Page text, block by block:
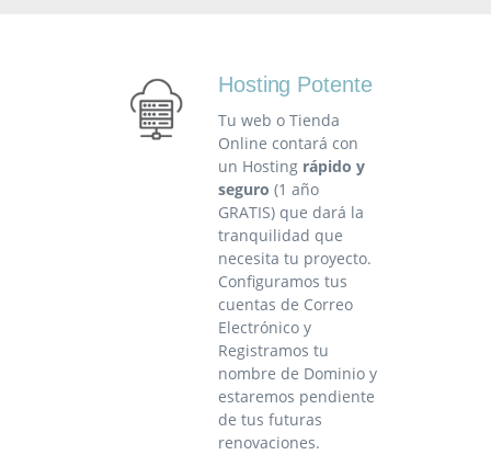
Hosting Potente
Tu web o Tienda
Online contará con
un Hosting rápido y
seguro (1 año
GRATIS) que dará la
tranquilidad que
necesita tu proyecto.
Configuramos tus
cuentas de Correo
Electrónico y
Registramos tu
nombre de Dominio y
estaremos pendiente
de tus futuras
renovaciones.